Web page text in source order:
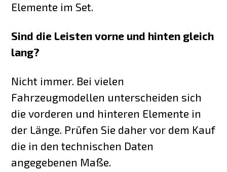
Elemente im Set.
Sind die Leisten vorne und hinten gleich
lang?
Nicht immer. Bei vielen
Fahrzeugmodellen unterscheiden sich
die vorderen und hinteren Elemente in
der Länge. Prüfen Sie daher vor dem Kauf
die in den technischen Daten
angegebenen Maße.